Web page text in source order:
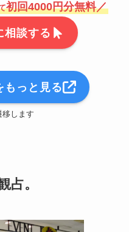
初回4000円分無料／
相談する
もっと見る
します
占。